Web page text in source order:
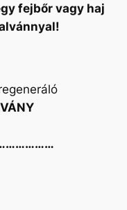
fejbőr vagy haj